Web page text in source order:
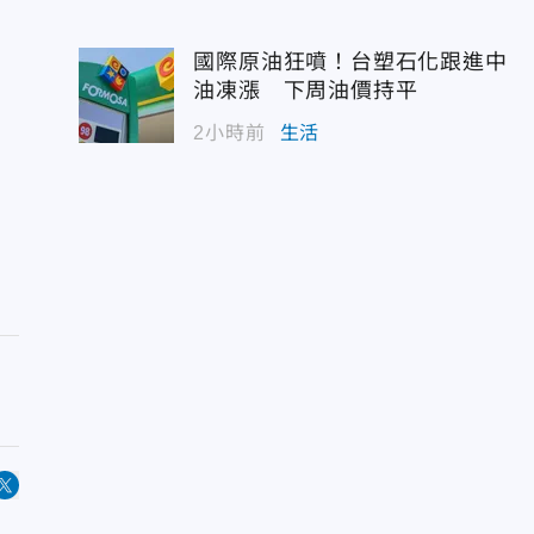
國際原油狂噴！台塑石化跟進中
油凍漲 下周油價持平
2小時前 生活